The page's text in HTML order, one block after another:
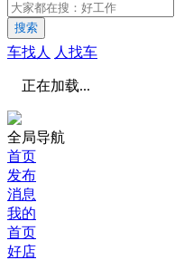
搜索
车找人 人找车
正在加载...
全局导航
首页
发布
消息
我的
首页
好店